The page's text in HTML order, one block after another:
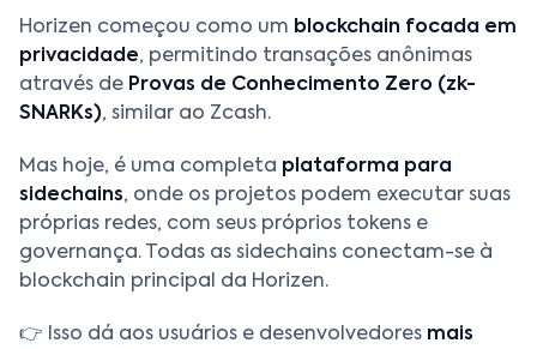
Horizen começou como um blockchain focada em
privacidade, permitindo transações anônimas
através de Provas de Conhecimento Zero (zk-
SNARKs), similar ao Zcash.
Mas hoje, é uma completa plataforma para
sidechains, onde os projetos podem executar suas
próprias redes, com seus próprios tokens e
governança. Todas as sidechains conectam-se à
blockchain principal da Horizen.
👉 Isso dá aos usuários e desenvolvedores mais